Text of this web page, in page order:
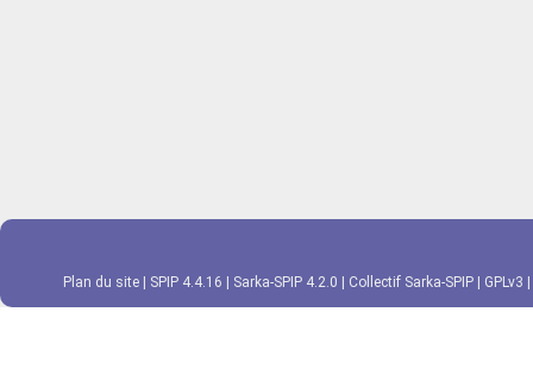
Plan du site SPIP 4.4.16 Sarka-SPIP 4.2.0 Collectif Sarka-SPIP GPLv3